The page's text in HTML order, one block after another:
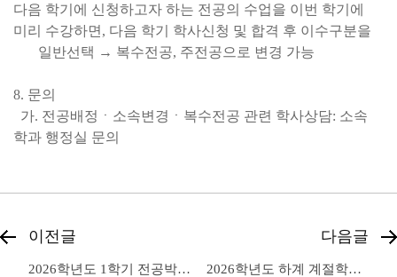
다음 학기에 신청하고자 하는 전공의 수업을 이번 학기에
미리 수강하면, 다음 학기 학사신청 및 합격 후 이수구분을
일반선택 → 복수전공, 주전공으로 변경 가능
8. 문의
가. 전공배정ㆍ소속변경ㆍ복수전공 관련 학사상담: 소속
학과 행정실 문의
이전글
2026학년도 1학기 전공박람회 개최 안내
다음글
2026학년도 하계 계절학기 교과목조회 및 수강신청 안내